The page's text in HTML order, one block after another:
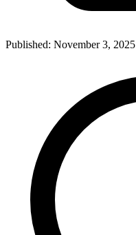
Published: November 3, 2025